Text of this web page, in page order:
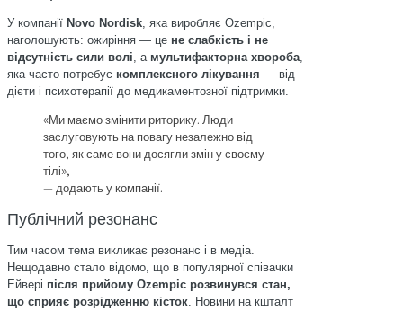
У компанії Novo Nordisk , яка виробляє Ozempic,
наголошують: ожиріння — це не слабкість і не
відсутність сили волі , а мультифакторна хвороба
яка часто потребує комплексного лікування — від
дієти і психотерапії до медикаментозної підтримки.
«Ми маємо змінити риторику. Люди
заслуговують на повагу незалежно від
того, як саме вони досягли змін у своєму
тілі»,
— додають у компанії.
Публічний резонанс
Тим часом тема викликає резонанс і в медіа.
Нещодавно стало відомо, що в популярної співачки
Ейвері після прийому Ozempic розвинувся стан,
що сприяє розрідженню кісток . Новини на кшталт